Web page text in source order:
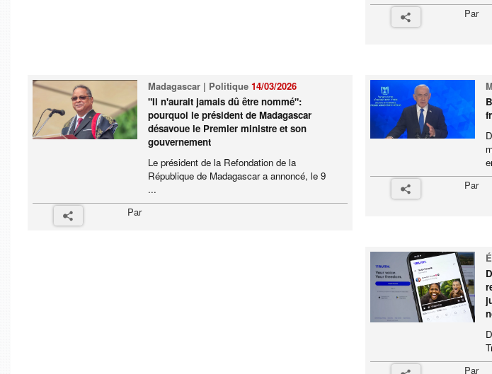
Par
Madagascar | Politique14/03/2026
"Il n'aurait jamais dû être nommé":
pourquoi le président de Madagascar
désavoue le Premier ministre et son
gouvernement
Le président de la Refondation de la
République de Madagascar a annoncé, le 9
...
Par
Par
Par